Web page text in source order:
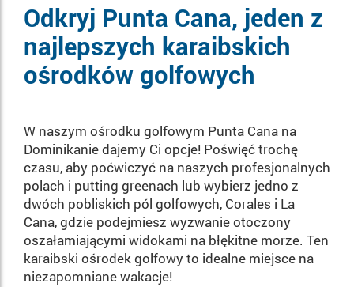
Odkryj Punta Cana, jeden z
najlepszych karaibskich
ośrodków golfowych
W naszym ośrodku golfowym Punta Cana na
Dominikanie dajemy Ci opcje! Poświęć trochę
czasu, aby poćwiczyć na naszych profesjonalnych
polach i putting greenach lub wybierz jedno z
dwóch pobliskich pól golfowych, Corales i La
Cana, gdzie podejmiesz wyzwanie otoczony
oszałamiającymi widokami na błękitne morze. Ten
karaibski ośrodek golfowy to idealne miejsce na
niezapomniane wakacje!